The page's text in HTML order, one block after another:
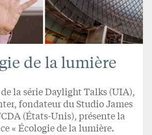
de la lumière
la série Daylight Talks (UIA),
fondateur du Studio James
(États-Unis), présente la
« Écologie de la lumière.